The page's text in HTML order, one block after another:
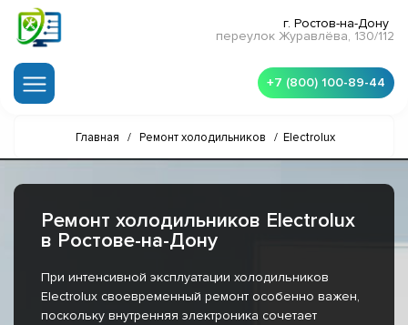
г. Ростов-на-Дону
переулок Журавлёва, 130/112
+7 (800) 100-89-44
Главная / Ремонт холодильников / Electrolux
Ремонт холодильников Electrolux
в Ростове-на-Дону
При интенсивной эксплуатации холодильников
Electrolux своевременный ремонт особенно важен,
поскольку внутренняя электроника сочетает